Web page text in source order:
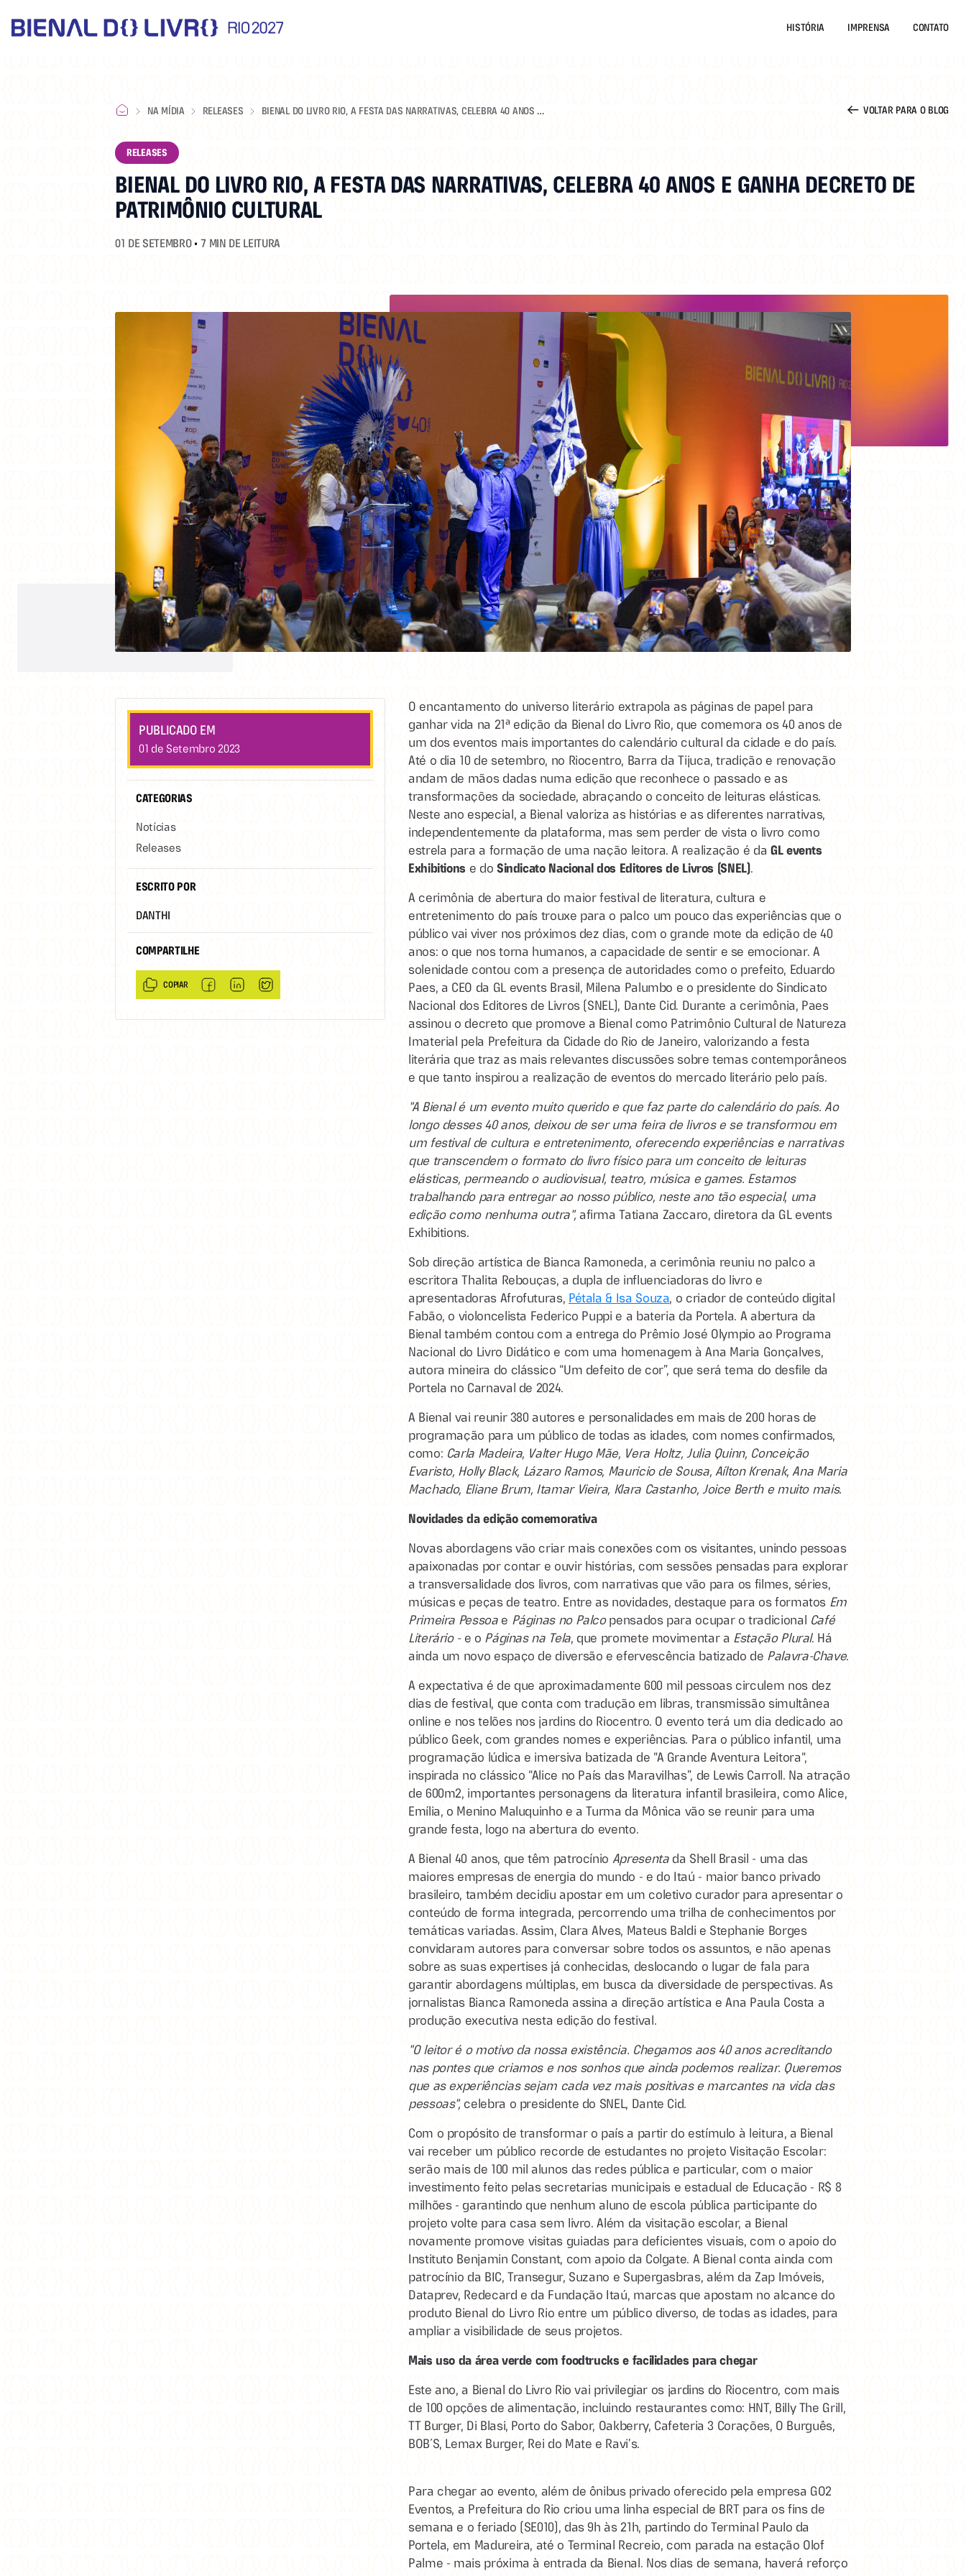
HISTÓRIA IMPRENSA CONTATO
NA MÍDIA RELEASES
BIENAL DO LIVRO RIO, A FESTA DAS NARRATIVAS, CELEBRA 40 ANOS E
VOLTAR PARA O BLOG
RELEASES
BIENAL DO LIVRO RIO, A FESTA DAS NARRATIVAS, CELEBRA 40 ANOS E GANHA DECRETO DE
PATRIMÔNIO CULTURAL
01 DE SETEMBRO •7 MIN DE LEITURA
PUBLICADO EM
01 de Setembro 2023
CATEGORIAS
Notícias
Releases
ESCRITO POR
DANTHI
COMPARTILHE
COPIAR
O encantamento do universo literário extrapola as páginas de papel para
ganhar vida na 21ª edição da Bienal do Livro Rio, que comemora os 40 anos de
um dos eventos mais importantes do calendário cultural da cidade e do país.
Até o dia 10 de setembro, no Riocentro, Barra da Tijuca, tradição e renovação
andam de mãos dadas numa edição que reconhece o passado e as
transformações da sociedade, abraçando o conceito de leituras elásticas.
Neste ano especial, a Bienal valoriza as histórias e as diferentes narrativas,
independentemente da plataforma, mas sem perder de vista o livro como
estrela para a formação de uma nação leitora. A realização é da GL events
Exhibitions e do Sindicato Nacional dos Editores de Livros (SNEL).
A cerimônia de abertura do maior festival de literatura, cultura e
entretenimento do país trouxe para o palco um pouco das experiências que o
público vai viver nos próximos dez dias, com o grande mote da edição de 40
anos: o que nos torna humanos, a capacidade de sentir e se emocionar. A
solenidade contou com a presença de autoridades como o prefeito, Eduardo
Paes, a CEO da GL events Brasil, Milena Palumbo e o presidente do Sindicato
Nacional dos Editores de Livros (SNEL), Dante Cid. Durante a cerimônia, Paes
assinou o decreto que promove a Bienal como Patrimônio Cultural de Natureza
Imaterial pela Prefeitura da Cidade do Rio de Janeiro, valorizando a festa
literária que traz as mais relevantes discussões sobre temas contemporâneos
e que tanto inspirou a realização de eventos do mercado literário pelo país.
"A Bienal é um evento muito querido e que faz parte do calendário do país. Ao
longo desses 40 anos, deixou de ser uma feira de livros e se transformou em
um festival de cultura e entretenimento, oferecendo experiências e narrativas
que transcendem o formato do livro físico para um conceito de leituras
elásticas, permeando o audiovisual, teatro, música e games. Estamos
trabalhando para entregar ao nosso público, neste ano tão especial, uma
edição como nenhuma outra",afirma Tatiana Zaccaro, diretora da GL events
Exhibitions.
Sob direção artística de Bianca Ramoneda, a cerimônia reuniu no palco a
escritora Thalita Rebouças, a dupla de influenciadoras do livro e
apresentadoras Afrofuturas, Pétala & Isa Souza, o criador de conteúdo digital
Fabão, o violoncelista Federico Puppi e a bateria da Portela. A abertura da
Bienal também contou com a entrega do Prêmio José Olympio ao Programa
Nacional do Livro Didático e com uma homenagem à Ana Maria Gonçalves,
autora mineira do clássico “Um defeito de cor”, que será tema do desfile da
Portela no Carnaval de 2024.
A Bienal vai reunir 380 autores e personalidades em mais de 200 horas de
programação para um público de todas as idades, com nomes confirmados,
como: Carla Madeira, Valter Hugo Mãe, Vera Holtz, Julia Quinn, Conceição
Evaristo, Holly Black, Lázaro Ramos, Mauricio de Sousa, Aílton Krenak, Ana Maria
Machado, Eliane Brum, Itamar Vieira, Klara Castanho, Joice Berth e muito mais.
Novidades da edição comemorativa
Novas abordagens vão criar mais conexões com os visitantes, unindo pessoas
apaixonadas por contar e ouvir histórias, com sessões pensadas para explorar
a transversalidade dos livros, com narrativas que vão para os filmes, séries,
músicas e peças de teatro. Entre as novidades, destaque para os formatos Em
Primeira Pessoae Páginas no Palcopensados para ocupar o tradicional
Café
Literário -e o Páginas na Tela, que promete movimentar a Estação Plural. Há
ainda um novo espaço de diversão e efervescência batizado de Palavra-Chave.
A expectativa é de que aproximadamente 600 mil pessoas circulem nos dez
dias de festival, que conta com tradução em libras, transmissão simultânea
online e nos telões nos jardins do Riocentro. O evento terá um dia dedicado ao
público Geek, com grandes nomes e experiências. Para o público infantil, uma
programação lúdica e imersiva batizada de "A Grande Aventura Leitora",
inspirada no clássico “Alice no País das Maravilhas”, de Lewis Carroll. Na atração
de 600m2, importantes personagens da literatura infantil brasileira, como Alice,
Emília, o Menino Maluquinho e a Turma da Mônica vão se reunir para uma
grande festa, logo na abertura do evento.
A Bienal 40 anos, que têm patrocínio Apresentada Shell Brasil - uma das
maiores empresas de energia do mundo - e do Itaú - maior banco privado
brasileiro, também decidiu apostar em um coletivo curador para apresentar o
conteúdo de forma integrada, percorrendo uma trilha de conhecimentos por
temáticas variadas. Assim, Clara Alves, Mateus Baldi e Stephanie Borges
convidaram autores para conversar sobre todos os assuntos, e não apenas
sobre as suas expertises já conhecidas, deslocando o lugar de fala para
garantir abordagens múltiplas, em busca da diversidade de perspectivas. As
jornalistas Bianca Ramoneda assina a direção artística e Ana Paula Costa a
produção executiva nesta edição do festival.
"O leitor é o motivo da nossa existência. Chegamos aos 40 anos acreditando
nas pontes que criamos e nos sonhos que ainda podemos realizar. Queremos
que as experiências sejam cada vez mais positivas e marcantes na vida das
pessoas", celebra o presidente do SNEL, Dante Cid.
Com o propósito de transformar o país a partir do estímulo à leitura, a Bienal
vai receber um público recorde de estudantes no projeto Visitação Escolar:
serão mais de 100 mil alunos das redes pública e particular, com o maior
investimento feito pelas secretarias municipais e estadual de Educação - R$ 8
milhões - garantindo que nenhum aluno de escola pública participante do
projeto volte para casa sem livro. Além da visitação escolar, a Bienal
novamente promove visitas guiadas para deficientes visuais, com o apoio do
Instituto Benjamin Constant, com apoio da Colgate. A Bienal conta ainda com
patrocínio da BIC, Transegur, Suzano e Supergasbras, além da Zap Imóveis,
Dataprev, Redecard e da Fundação Itaú, marcas que apostam no alcance do
produto Bienal do Livro Rio entre um público diverso, de todas as idades, para
ampliar a visibilidade de seus projetos.
Mais uso da área verde com foodtrucks e facilidades para chegar
Este ano, a Bienal do Livro Rio vai privilegiar os jardins do Riocentro, com mais
de 100 opções de alimentação, incluindo restaurantes como: HNT, Billy The Grill,
TT Burger, Di Blasi, Porto do Sabor, Oakberry, Cafeteria 3 Corações, O Burguês,
BOB´S, Lemax Burger, Rei do Mate e Ravi’s.
Para chegar ao evento, além de ônibus privado oferecido pela empresa GO2
Eventos, a Prefeitura do Rio criou uma linha especial de BRT para os fins de
semana e o feriado (SE010), das 9h às 21h, partindo do Terminal Paulo da
Portela, em Madureira, até o Terminal Recreio, com parada na estação Olof
Palme - mais próxima à entrada da Bienal. Nos dias de semana, haverá reforço